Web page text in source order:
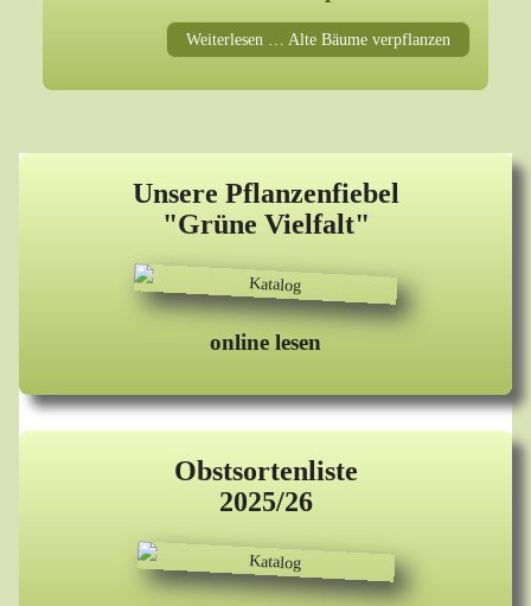
Unsere Pflanzenfiebel
"Grüne Vielfalt"
online lesen
Obstsortenliste
2025/26
Weiterlesen … Alte Bäume verpflanzen